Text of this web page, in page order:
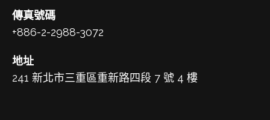
傳真號碼
+886-2-2988-3072
地址
241 新北市三重區重新路四段 7 號 4 樓